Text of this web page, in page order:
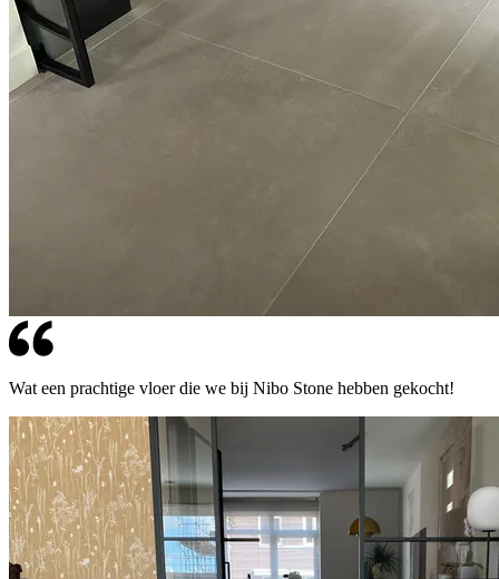
Wat een prachtige vloer die we bij Nibo Stone hebben gekocht!